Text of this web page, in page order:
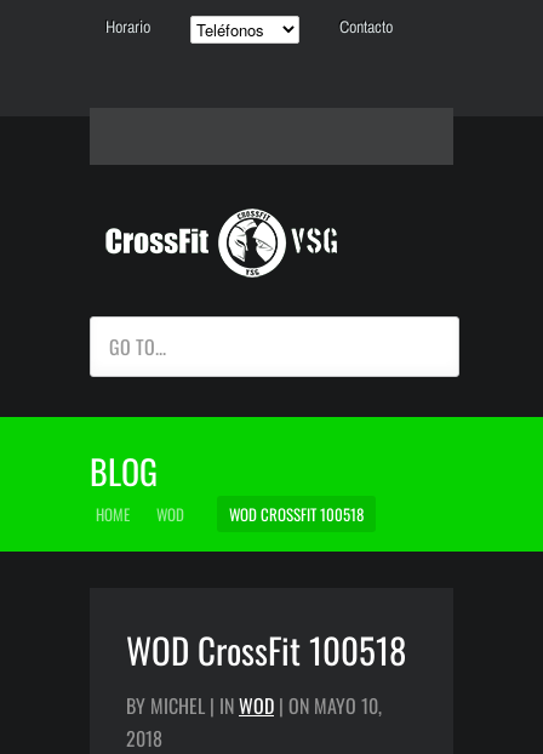
Horario Contacto
GO TO...
BLOG
HOME WOD WOD CROSSFIT 100518
WOD CrossFit 100518
BY MICHEL | INWOD | ON MAYO 10,
2018